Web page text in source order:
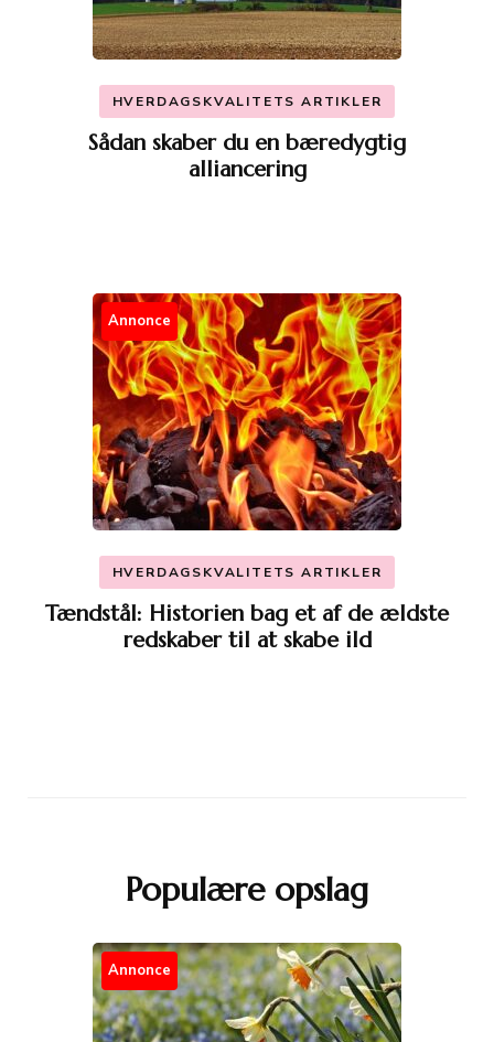
HVERDAGSKVALITETS ARTIKLER
Sådan skaber du en bæredygtig
alliancering
Annonce
HVERDAGSKVALITETS ARTIKLER
Tændstål: Historien bag et af de ældste
redskaber til at skabe ild
Populære opslag
Annonce